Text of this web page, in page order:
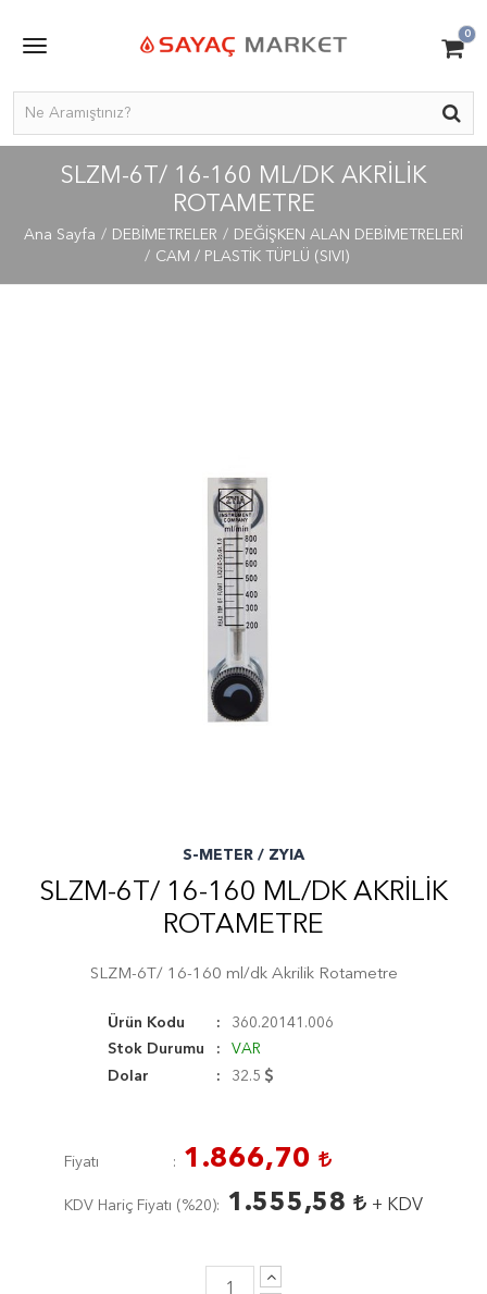
0
SLZM-6T/ 16-160 ML/DK AKRILIK
ROTAMETRE
Ana Sayfa DEBİMETRELER
DEĞİŞKEN ALAN DEBİMETRELERİ
CAM / PLASTİK TÜPLÜ (SIVI)
S-METER / ZYIA
SLZM-6T/ 16-160 ML/DK AKRILIK
ROTAMETRE
SLZM-6T/ 16-160 ml/dk Akrilik Rotametre
Ürün Kodu
360.20141.006
Stok Durumu
VAR
Dolar
32.5
Fiyatı 1.866,70
KDV Hariç Fiyatı ( %20 ) 1.555,58 + KDV